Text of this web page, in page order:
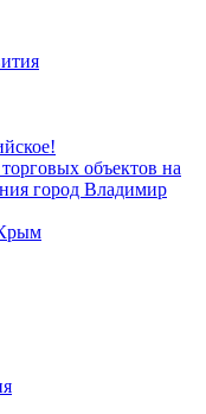
объектов на
город Владимир